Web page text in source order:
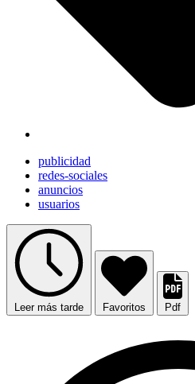
publicidad
redes-sociales
anuncios
usuarios
Leer más tarde Favoritos Pdf